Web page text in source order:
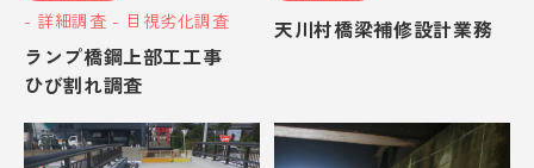
- 詳細調査 - 目視劣化調査
ランプ橋鋼上部工工事
ひび割れ調査
天川村橋梁補修設計業務